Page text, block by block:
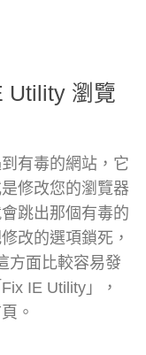
Utility 瀏覽
有毒的網站，它
修改您的瀏覽器
跳出那個有毒的
改的選項鎖死，
方面比較容易發
IE Utility」，
。